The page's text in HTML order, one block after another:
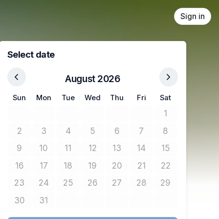
Sign in
Select date
August 2026
Sun Mon Tue Wed Thu Fri Sat
1No tickets
2No tickets available
3No tickets available
4No tickets available
5No tickets available
6No tickets available
7No tickets available
8No tickets
9No tickets available
10No tickets available
11No tickets available
12No tickets available
13No tickets available
14No tickets available
15No tickets
16No tickets available
17No tickets available
18No tickets available
19No tickets available
20No tickets available
21No tickets available
22No tickets
23No tickets available
24No tickets available
25No tickets available
26No tickets available
27No tickets available
28No tickets available
29No tickets
30No tickets available
31No tickets available